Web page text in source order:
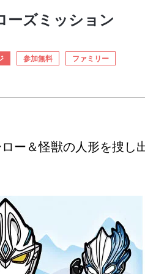
ーズミッション
参加無料 ファミリー
ー＆怪獣の人形を捜し